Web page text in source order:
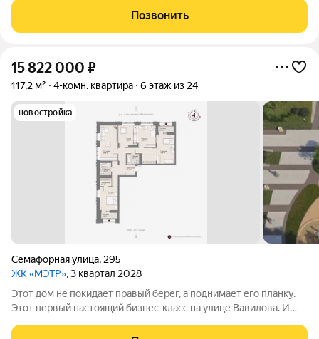
панорамных окон. Обязывает
Позвонить
15 822 000 ₽
117,2 м² 4-комн. квартира 6 этаж из 24
новостройка
Семафорная улица, 295
ЖК «МЭТР», 3 квартал 2028
Этот дом не покидает правый берег, а поднимает его планку.
Этот первый настоящий бизнес-класс на улице Вавилова. И
локации района рядом с ТЮЗом, с видом на весь город из